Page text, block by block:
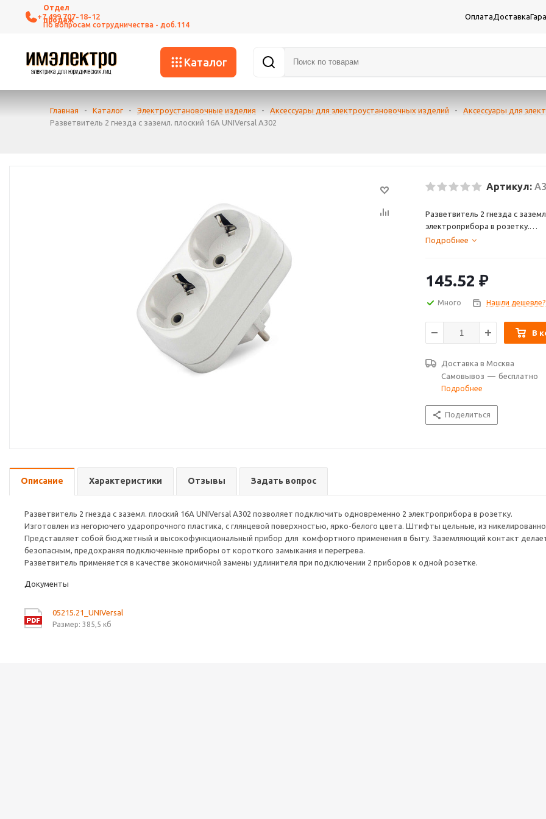
+7 499 707-18-12 ОплатаДоставка
Каталог
Главная - Каталог - Электроустановочные изделия - Аксессуары для электроустановочных изделий - Аксессуары для
Разветвитель 2 гнезда с заземл. плоский 16А UNIVersal А302
Артикул:
Разветвитель 2 гнезда с
электроприбора в розетку.
Изготовлен из негорючего
быту. Заземляющий контакт
предохраняя подключенные
Разветвитель применяется в
Подробнее
145.52 ₽
Много Нашли дешевле?
В
Доставка в Москва
Самовывоз — бесплатно
Подробнее
Поделиться
Описание Характеристики Отзывы Задать вопрос
Разветвитель 2 гнезда с заземл. плоский 16А UNIVersal А302 позволяет подключить одновременно 2 электроприбора в розетку.
Изготовлен из негорючего ударопрочного пластика, c глянцевой поверхностью, ярко-белого цвета. Штифты цельные, из
Представляет собой бюджетный и высокофункциональный прибор для комфортного применения в быту. Заземляющий контакт делает
безопасным, предохраняя подключенные приборы от короткого замыкания и перегрева.
Разветвитель применяется в качестве экономичной замены удлинителя при подключении 2 приборов к одной розетке.
Документы
05215.21_UNIVersal
Размер: 385,5 кб